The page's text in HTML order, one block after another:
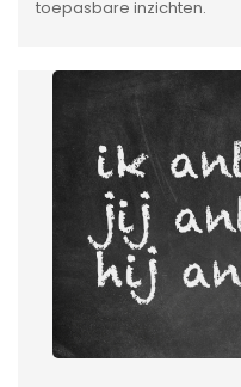
toepasbare inzichten.